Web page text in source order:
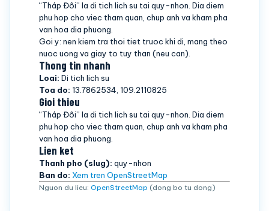
“Tháp Đôi” la di tich lich su tai quy-nhon. Dia diem
phu hop cho viec tham quan, chup anh va kham pha
van hoa dia phuong.
Goi y: nen kiem tra thoi tiet truoc khi di, mang theo
nuoc uong va giay to tuy than (neu can).
Thong tin nhanh
Loai: Di tich lich su
Toa do: 13.7862534, 109.2110825
Gioi thieu
“Tháp Đôi” la di tich lich su tai quy-nhon. Dia diem
phu hop cho viec tham quan, chup anh va kham pha
van hoa dia phuong.
Lien ket
Thanh pho (slug): quy-nhon
Ban do: Xem tren OpenStreetMap
Nguon du lieu: OpenStreetMap (dong bo tu dong)